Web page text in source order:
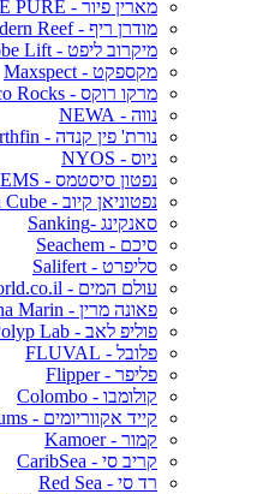
מארין פיור - MARINE PURE
מודרן ריף - Modern Reef
מיקרוב ליפט - Microbe Lift
מקספקט - Maxspect
מרקו רוקס - Marco Rocks
נווה - NEWA
נורת' פין קנדה - Northfin
ניוס - NYOS
נפטון סיסטמס - NEPTUNE SYSTEMS
נפטוניאן קיוב - Neptunian Cube
סאנקינג -Sanking
סיכם - Seachem
סליפרט - Salifert
עולם המים - AquaWorld.co.il
פאונה מרין - Fauna Marin
פוליפ לאב - Polyp Lab
פלובל - FLUVAL
פליפר - Flipper
קולומבו - Colombo
קייד אקווריומים - CADE Aquariums
קמור - Kamoer
קריב סי - CaribSea
רד סי - Red Sea